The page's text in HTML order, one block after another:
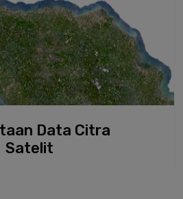
Data Citra
Satelit